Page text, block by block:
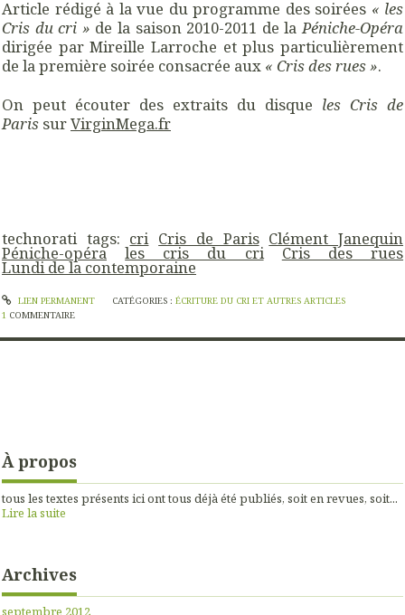
Article rédigé à la vue du programme des soirées « les
Cris du cri » de la saison 2010-2011 de laPéniche-Opéra
dirigée par Mireille Larroche et plus particulièrement
de la première soirée consacrée aux « Cris des rues ».
On peut écouter des extraits du disque les Cris de
Paris surVirginMega.fr
technorati tags: cri Cris de Paris Clément Janequin
Péniche-opéra les cris du cri Cris des rues
Lundi de la contemporaine
LIEN PERMANENT CATÉGORIES : ÉCRITURE DU CRI ET AUTRES ARTICLES
1 COMMENTAIRE
À propos
tous les textes présents ici ont tous déjà été publiés, soit en revues, soit...
Lire la suite
Archives
septembre 2012